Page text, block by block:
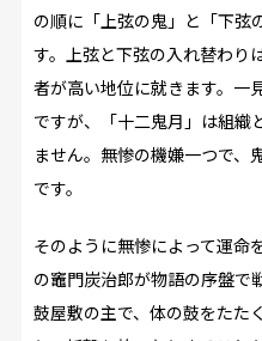
の順に「上弦の鬼」と「下弦
す。上弦と下弦の入れ替わり
者が高い地位に就きます。一
ですが、「十二鬼月」は組織
ません。無惨の機嫌一つで、
です。
そのように無惨によって運命
の竈門炭治郎が物語の序盤で
鼓屋敷の主で、体の鼓をたた